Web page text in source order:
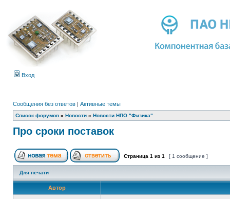
Вход
Сообщения без ответов | Активные темы
Список форумов » Новости » Новости НПО "Физика"
Про сроки поставок
Страница 1 из 1 [ 1 сообщение ]
Для печати
Автор